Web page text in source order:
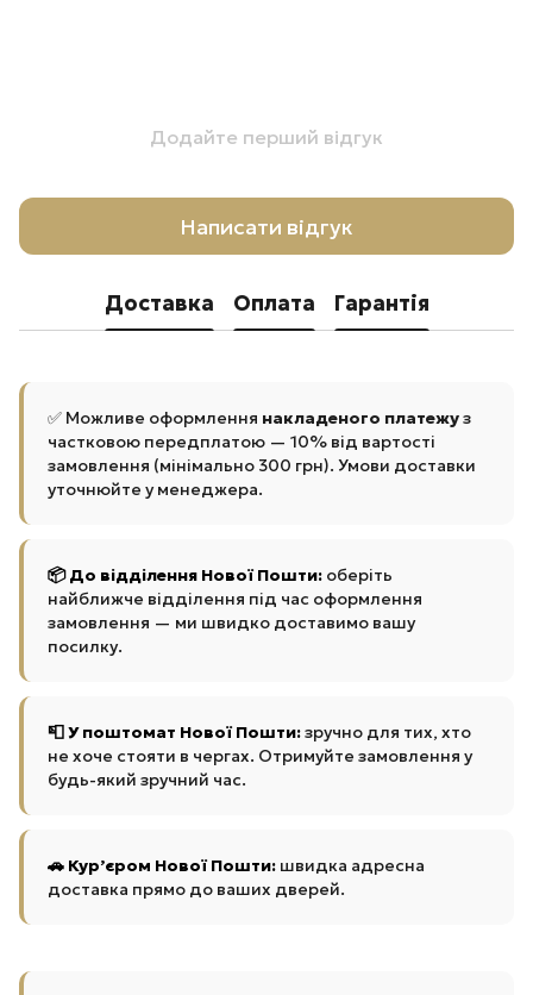
Додайте перший відгук
Написати відгук
Доставка Оплата Гарантія
✅ Можливе оформлення накладеного платежуз
частковою передплатою — 10% від вартості
замовлення (мінімально 300 грн). Умови доставки
уточнюйте у менеджера.
📦 До відділення Нової Пошти: оберіть
найближче відділення під час оформлення
замовлення — ми швидко доставимо вашу
посилку.
📮 У поштомат Нової Пошти:зручно для тих, хто
не хоче стояти в чергах. Отримуйте замовлення у
будь-який зручний час.
🚗 Кур’єром Нової Пошти: швидка адресна
доставка прямо до ваших дверей.